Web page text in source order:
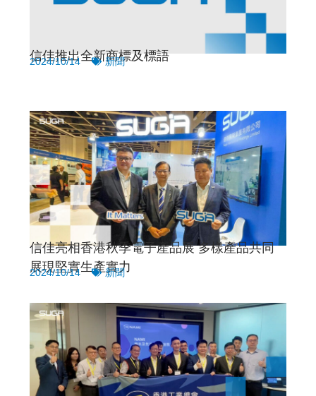
信佳推出全新商標及標語
2024/10/14 新聞
信佳亮相香港秋季電子產品展 多樣產品共同
展現堅實生產實力
2024/10/14 新聞